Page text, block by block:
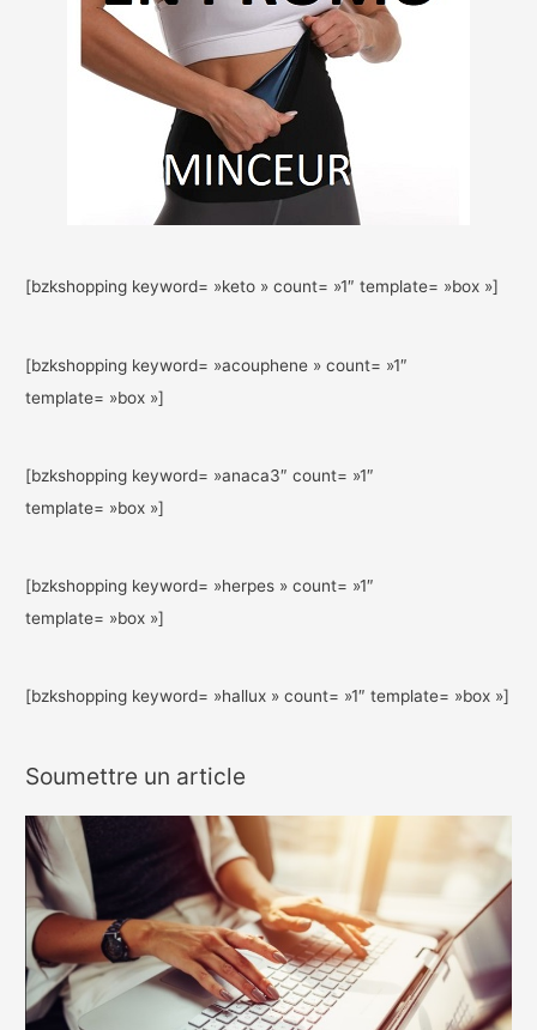
[bzkshopping keyword= »keto » count= »1″ template= »box »]
[bzkshopping keyword= »acouphene » count= »1″
template= »box »]
[bzkshopping keyword= »anaca3″ count= »1″
template= »box »]
[bzkshopping keyword= »herpes » count= »1″
template= »box »]
[bzkshopping keyword= »hallux » count= »1″ template= »box »]
Soumettre un article